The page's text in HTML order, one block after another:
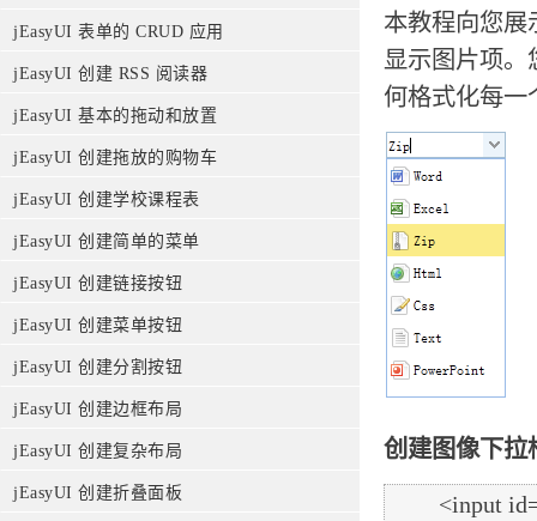
jEasyUI 表单的 CRUD 应用
jEasyUI 创建 RSS 阅读器
jEasyUI 基本的拖动和放置
jEasyUI 创建拖放的购物车
jEasyUI 创建学校课程表
jEasyUI 创建简单的菜单
jEasyUI 创建链接按钮
jEasyUI 创建菜单按钮
jEasyUI 创建分割按钮
jEasyUI 创建边框布局
jEasyUI 创建复杂布局
jEasyUI 创建折叠面板
本教程向您展
显示图片项。
何格式化每一
创建图像下拉